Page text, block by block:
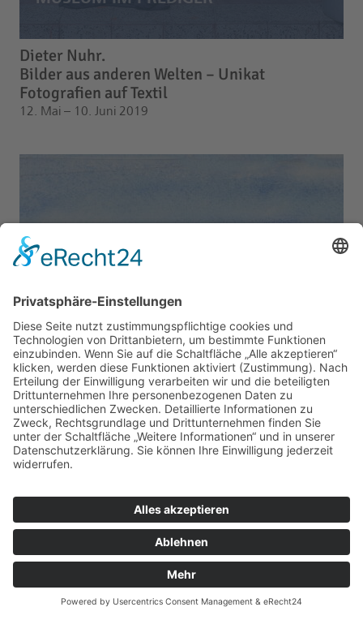
Dieter Nuhr.
Bilder aus anderen Welten – Unikat
Fotografien auf Textil
12. Mai – 10. Juni 2019